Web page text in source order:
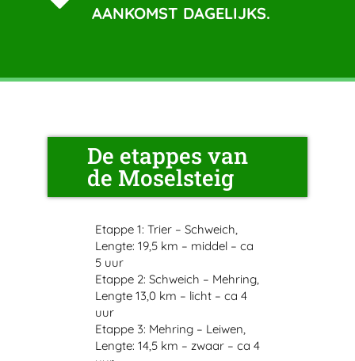
AANKOMST DAGELIJKS.
De etappes van
de Moselsteig
Etappe 1: Trier – Schweich,
Lengte: 19,5 km – middel – ca
5 uur
Etappe 2: Schweich – Mehring,
Lengte 13,0 km – licht – ca 4
uur
Etappe 3: Mehring – Leiwen,
Lengte: 14,5 km – zwaar – ca 4